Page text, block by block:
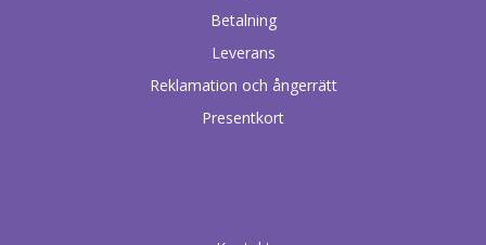
Betalning
Leverans
Reklamation och ångerrätt
Presentkort